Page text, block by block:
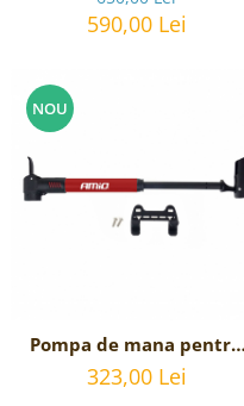
590,00 Lei
NOU
Pompa de mana pentru
bicicleta
323,00 Lei